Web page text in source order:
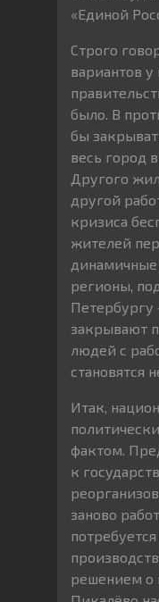
«Единой
Строго
вариантов
было. В
бы
весь город
Другого
другой
кризиса
жителей
регионы,
Петербургу
закрывают
людей с
становятся
Итак,
фактом.
к
заново
решением о